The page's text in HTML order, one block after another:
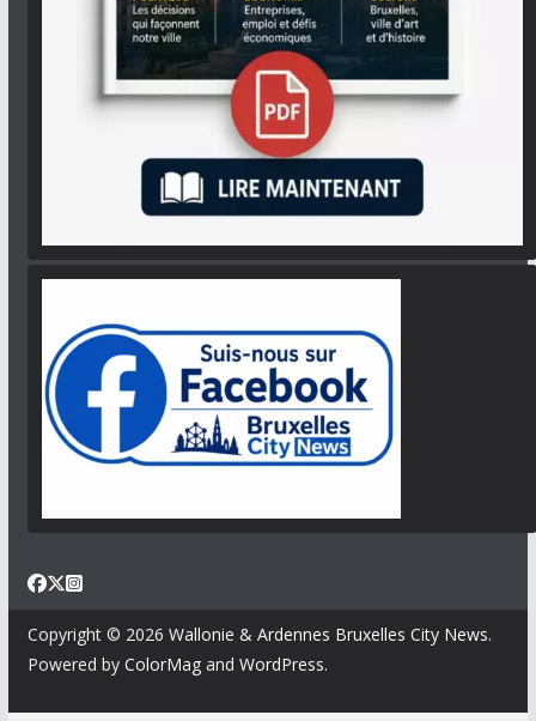
Copyright © 2026 Wallonie & Ardennes Bruxelles City News.
Powered by ColorMagand WordPress.